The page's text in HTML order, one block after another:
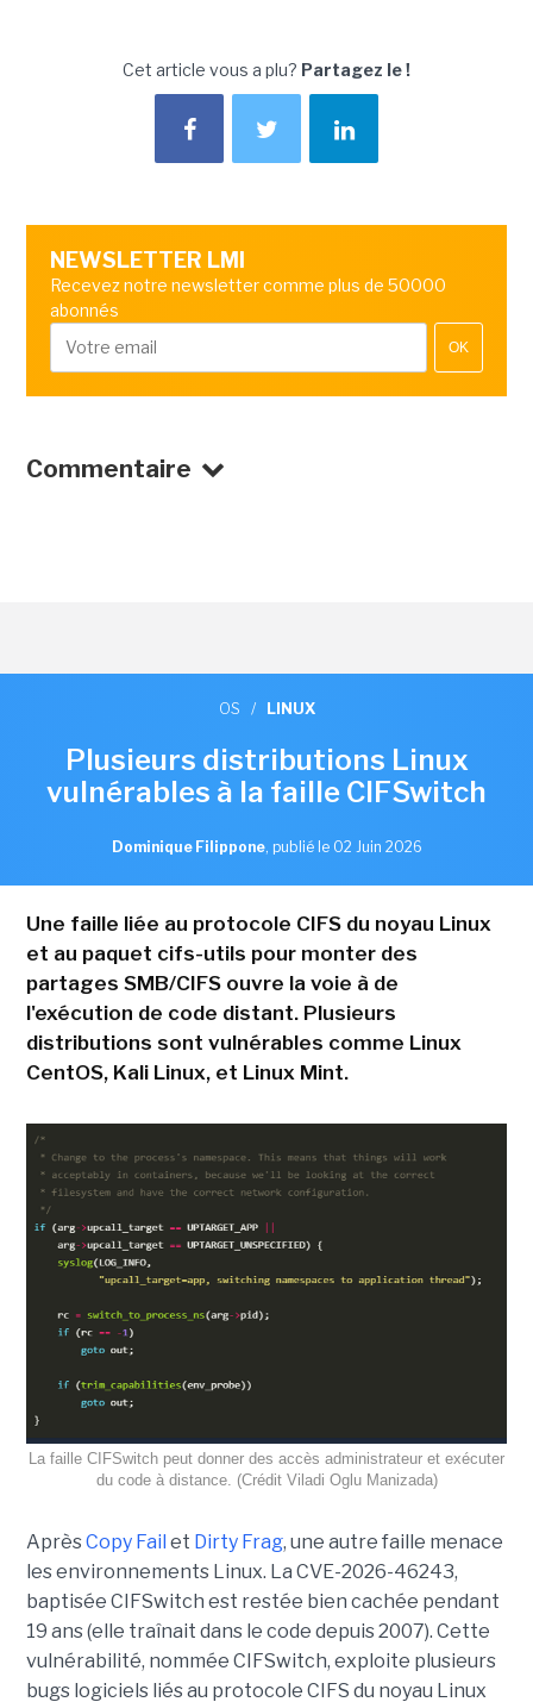
Cet article vous a plu? Partagez le !
NEWSLETTER LMI
Recevez notre newsletter comme plus de 50000
abonnés
OK
Commentaire
OS / LINUX
Plusieurs distributions Linux
vulnérables à la faille CIFSwitch
Dominique Filippone, publié le 02 Juin 2026
Une faille liée au protocole CIFS du noyau Linux
et au paquet cifs-utils pour monter des
partages SMB/CIFS ouvre la voie à de
l'exécution de code distant. Plusieurs
distributions sont vulnérables comme Linux
CentOS, Kali Linux, et Linux Mint.
La faille CIFSwitch peut donner des accès administrateur et exécuter
du code à distance. (Crédit Viladi Oglu Manizada)
AprèsCopy Fail et Dirty Frag, une autre faille menace
les environnements Linux. La CVE-2026-46243,
baptisée CIFSwitch est restée bien cachée pendant
19 ans (elle traînait dans le code depuis 2007). Cette
vulnérabilité, nommée CIFSwitch, exploite plusieurs
bugs logiciels liés au protocole CIFS du noyau Linux